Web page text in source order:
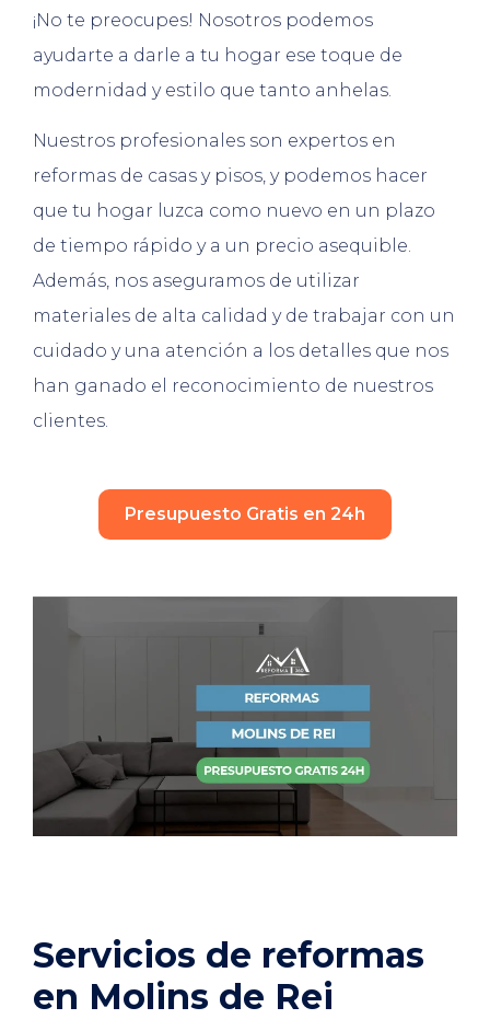
¡No te preocupes! Nosotros podemos
ayudarte a darle a tu hogar ese toque de
modernidad y estilo que tanto anhelas.
Nuestros profesionales son expertos en
reformas de casas y pisos, y podemos hacer
que tu hogar luzca como nuevo en un plazo
de tiempo rápido y a un precio asequible.
Además, nos aseguramos de utilizar
materiales de alta calidad y de trabajar con un
cuidado y una atención a los detalles que nos
han ganado el reconocimiento de nuestros
clientes.
Presupuesto Gratis en 24h
Servicios de reformas
en Molins de Rei